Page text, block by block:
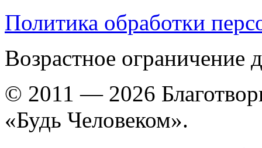
Политика обработки
Возрастное ограничение
© 2011 — 2026
«Будь Человеком».